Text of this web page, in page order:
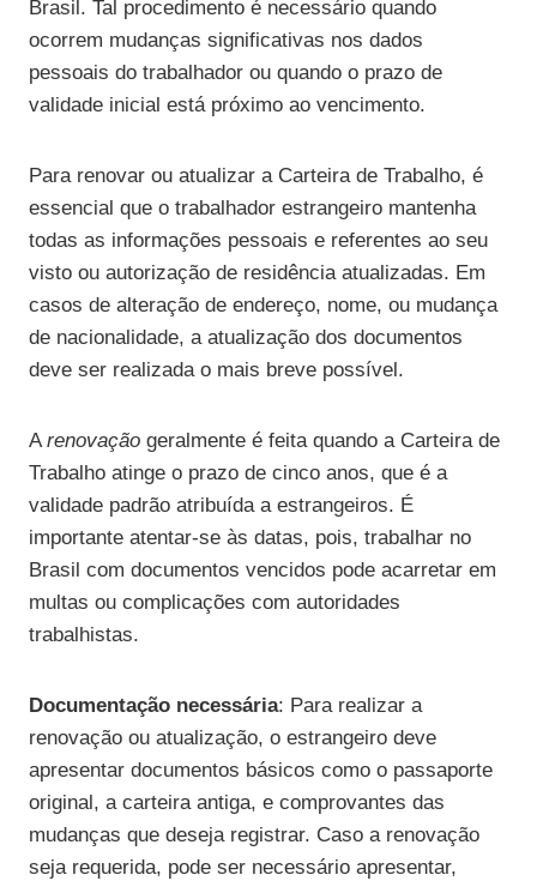
Brasil. Tal procedimento é necessário quando
ocorrem mudanças significativas nos dados
pessoais do trabalhador ou quando o prazo de
validade inicial está próximo ao vencimento.
Para renovar ou atualizar a Carteira de Trabalho, é
essencial que o trabalhador estrangeiro mantenha
todas as informações pessoais e referentes ao seu
visto ou autorização de residência atualizadas. Em
casos de alteração de endereço, nome, ou mudança
de nacionalidade, a atualização dos documentos
deve ser realizada o mais breve possível.
Arenovação geralmente é feita quando a Carteira de
Trabalho atinge o prazo de cinco anos, que é a
validade padrão atribuída a estrangeiros. É
importante atentar-se às datas, pois, trabalhar no
Brasil com documentos vencidos pode acarretar em
multas ou complicações com autoridades
trabalhistas.
Documentação necessária: Para realizar a
renovação ou atualização, o estrangeiro deve
apresentar documentos básicos como o passaporte
original, a carteira antiga, e comprovantes das
mudanças que deseja registrar. Caso a renovação
seja requerida, pode ser necessário apresentar,